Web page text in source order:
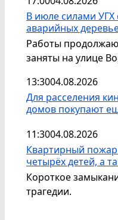
В июле силами УГХ
аварийных
Работы
заняты на улице
13:3004.08.2026
Для расселения
домов покупают
11:3004.08.2026
Квартирный
четырёх детей, а
Короткое
трагедии.